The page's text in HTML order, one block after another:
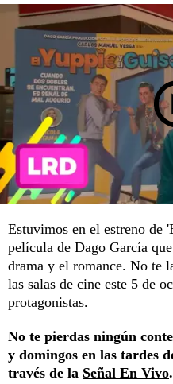
Estuvimos en el estreno de
película de Dago García
drama y el romance. No te
las salas de cine este 5 de
protagonistas.
No te pierdas ningún
y domingos en las tardes
través de la Señal En Vivo.